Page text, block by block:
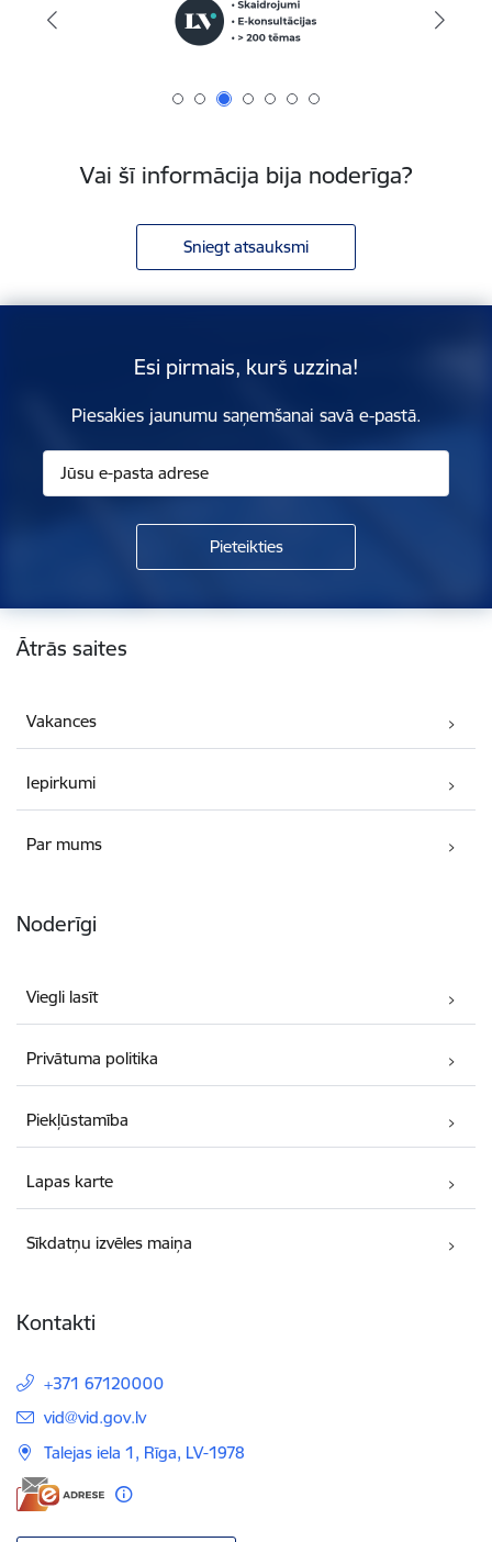
Vai šī informācija bija noderīga?
Sniegt atsauksmi
Esi pirmais, kurš uzzina!
Piesakies jaunumu saņemšanai savā e-pastā.
Kājene
Ātrās saites
Vakances
Iepirkumi
Par mums
Noderīgi
Viegli lasīt
Privātuma politika
Piekļūstamība
Lapas karte
Sīkdatņu izvēles maiņa
Kontakti
+371 67120000
E-pasts:
vid@vid.gov.lv
Talejas iela 1, Rīga, LV-1978